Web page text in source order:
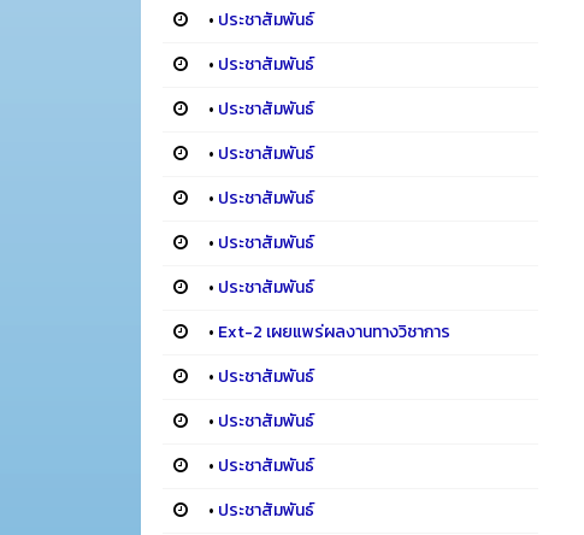
• ประชาสัมพันธ์
• ประชาสัมพันธ์
• ประชาสัมพันธ์
• ประชาสัมพันธ์
• ประชาสัมพันธ์
• ประชาสัมพันธ์
• ประชาสัมพันธ์
• Ext-2 เผยแพร่ผลงานทางวิชาการ
• ประชาสัมพันธ์
• ประชาสัมพันธ์
• ประชาสัมพันธ์
• ประชาสัมพันธ์